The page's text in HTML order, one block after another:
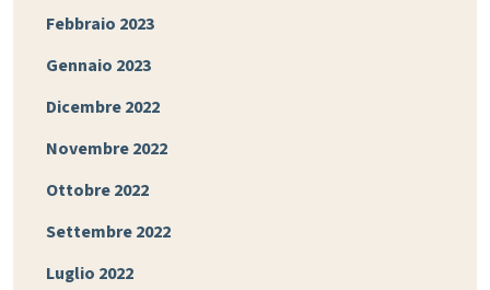
Febbraio 2023
Gennaio 2023
Dicembre 2022
Novembre 2022
Ottobre 2022
Settembre 2022
Luglio 2022